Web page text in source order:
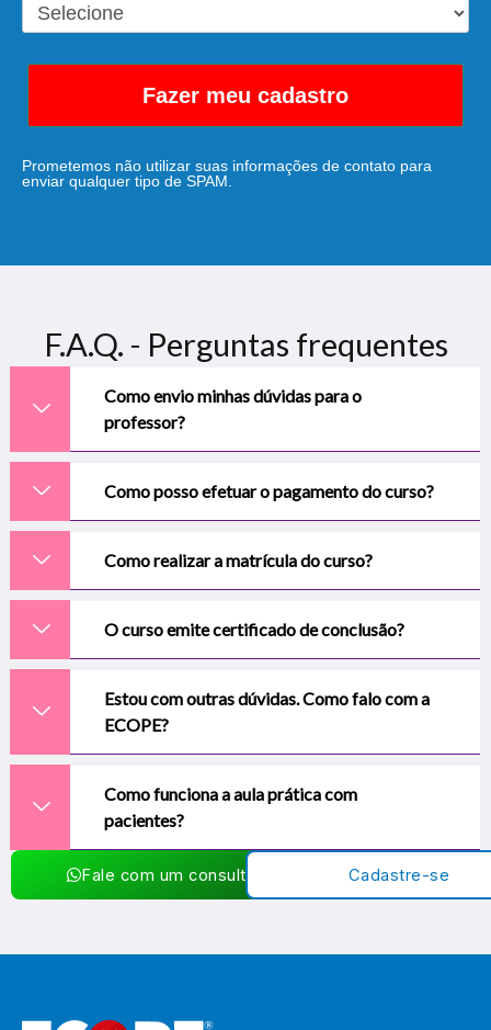
Fazer meu cadastro
Prometemos não utilizar suas informações de contato para
enviar qualquer tipo de SPAM.
F.A.Q. - Perguntas frequentes
Como envio minhas dúvidas para o
professor?
Como posso efetuar o pagamento do curso?
Como realizar a matrícula do curso?
O curso emite certificado de conclusão?
Estou com outras dúvidas. Como falo com a
ECOPE?
Como funciona a aula prática com
pacientes?
Fale com um consultor Cadastre-se